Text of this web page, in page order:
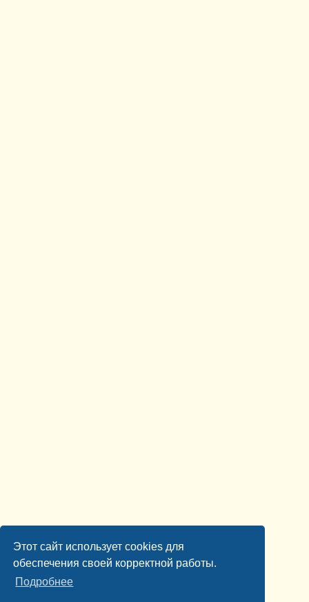
Этот сайт использует cookies для
обеспечения своей корректной работы.
Подробнее